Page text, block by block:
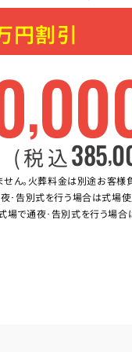
円割引
,
(税込385,
ん。火葬料金は別途お客様
･告別式を行う場合は式場
場で通夜･告別式を行う場合